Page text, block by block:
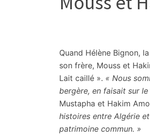
:
culture,
politique,
météo,
faits
divers
et
initiatives
Quand Hélène Bignon,
son frère, Mouss et
Lait caillé ». « Nous
bergère, en faisait sur
Mustapha et Hakim
histoires entre Algérie et
patrimoine commun. »